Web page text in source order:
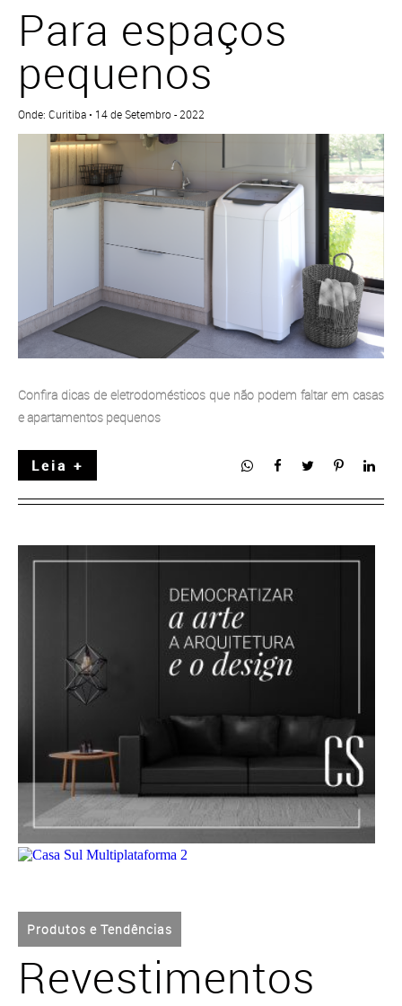
Para espaços
pequenos
Onde: Curitiba • 14 de Setembro - 2022
Confira dicas de eletrodomésticos que não podem faltar em casas
e apartamentos pequenos
Leia +
Produtos e Tendências
Revestimentos